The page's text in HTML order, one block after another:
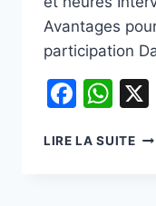
Avantages
participation
LIRE LA SUITE